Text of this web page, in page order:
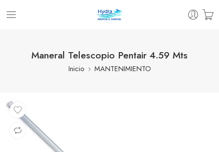
Maneral Telescopio Pentair 4.59 Mts
Inicio MANTENIMIENTO